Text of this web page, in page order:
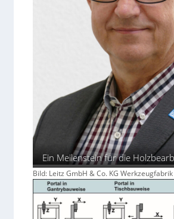
Ein Meilenstein für die
Bild: Leitz GmbH & Co. KG Werkzeugfabrik